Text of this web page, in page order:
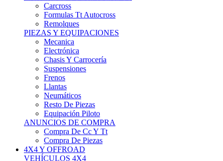
Carcross
Formulas Tt Autocross
Remolques
PIEZAS Y EQUIPACIONES
Mecanica
Electrónica
Chasis Y Carrocería
Suspensiones
Frenos
Llantas
Neumáticos
Resto De Piezas
Equipación Piloto
ANUNCIOS DE COMPRA
Compra De Cc Y Tt
Compra De Piezas
4X4 Y OFFROAD
VEHÍCULOS 4X4